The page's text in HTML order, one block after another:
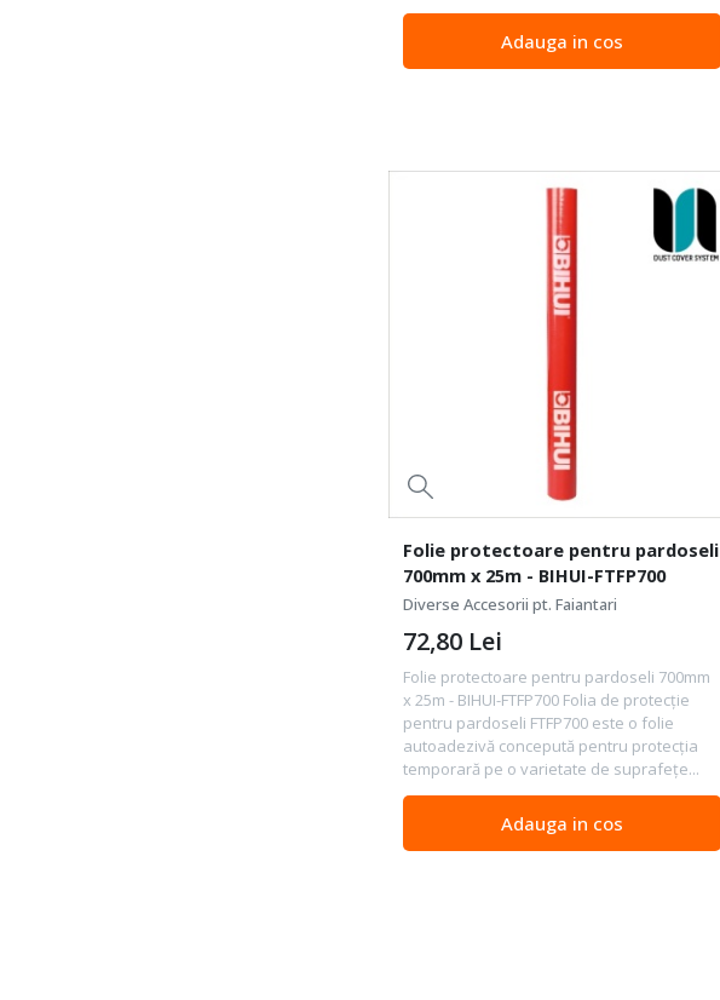
Adauga in cos
Folie protectoare pentru pardoseli
700mm x 25m - BIHUI-FTFP700
Diverse Accesorii pt. Faiantari
Folie protectoare pentru pardoseli 700mm
x 25m - BIHUI-FTFP700 Folia de protecție
pentru pardoseli FTFP700 este o folie
autoadezivă concepută pentru protecția
temporară pe o varietate de suprafețe...
72,80 Lei
Adauga in cos